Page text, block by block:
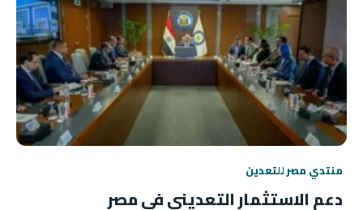
منتدي مصر للتعدين
دعم الاستثمار التعديني في مصر